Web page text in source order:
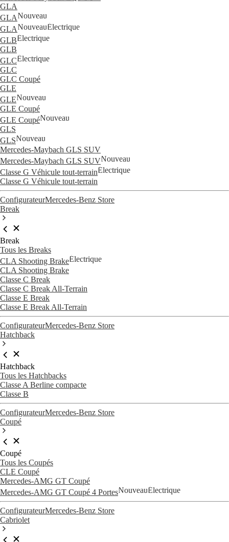
GLA
GLANouveau
GLANouveauÉlectrique
GLBÉlectrique
GLB
GLCÉlectrique
GLC
GLC Coupé
GLE
GLENouveau
GLE Coupé
GLE CoupéNouveau
GLS
GLSNouveau
Mercedes-Maybach GLS SUV
Mercedes-Maybach GLS SUVNouveau
Classe G Véhicule tout-terrainÉlectrique
Classe G Véhicule tout-terrain
ConfigurateurMercedes-Benz Store
Break
Break
Tous les Breaks
CLA Shooting BrakeÉlectrique
CLA Shooting Brake
Classe C Break
Classe C Break All-Terrain
Classe E Break
Classe E Break All-Terrain
ConfigurateurMercedes-Benz Store
Hatchback
Hatchback
Tous les Hatchbacks
Classe A Berline compacte
Classe B
ConfigurateurMercedes-Benz Store
Coupé
Coupé
Tous les Coupés
CLE Coupé
Mercedes-AMG GT Coupé
Mercedes-AMG GT Coupé 4 PortesNouveauÉlectrique
ConfigurateurMercedes-Benz Store
Cabriolet